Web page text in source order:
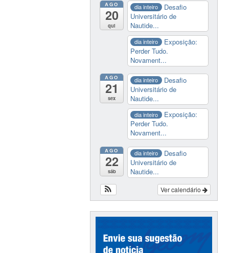
AGO
20
qui
dia inteiro
Desafio
Universitário de
Nautide...
dia inteiro
Exposição:
Perder Tudo.
Novament...
AGO
21
sex
dia inteiro
Desafio
Universitário de
Nautide...
dia inteiro
Exposição:
Perder Tudo.
Novament...
AGO
22
sáb
dia inteiro
Desafio
Universitário de
Nautide...
Ver calendário